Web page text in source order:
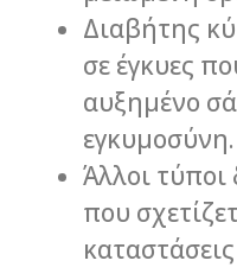
Διαβήτης
σε έγκυες
αυξημένο
εγκυμοσύνη.
Άλλοι
που